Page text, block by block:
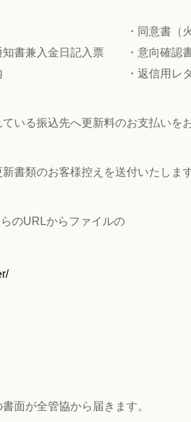
合意書
・同意書（
知書兼入金日記入票
・意向確認
のご案内
・返信用レ
いる振込先へ更新料のお支払いを
書類のお客様控えを送付いたします
のURLからファイルの
面が全管協から届きます。